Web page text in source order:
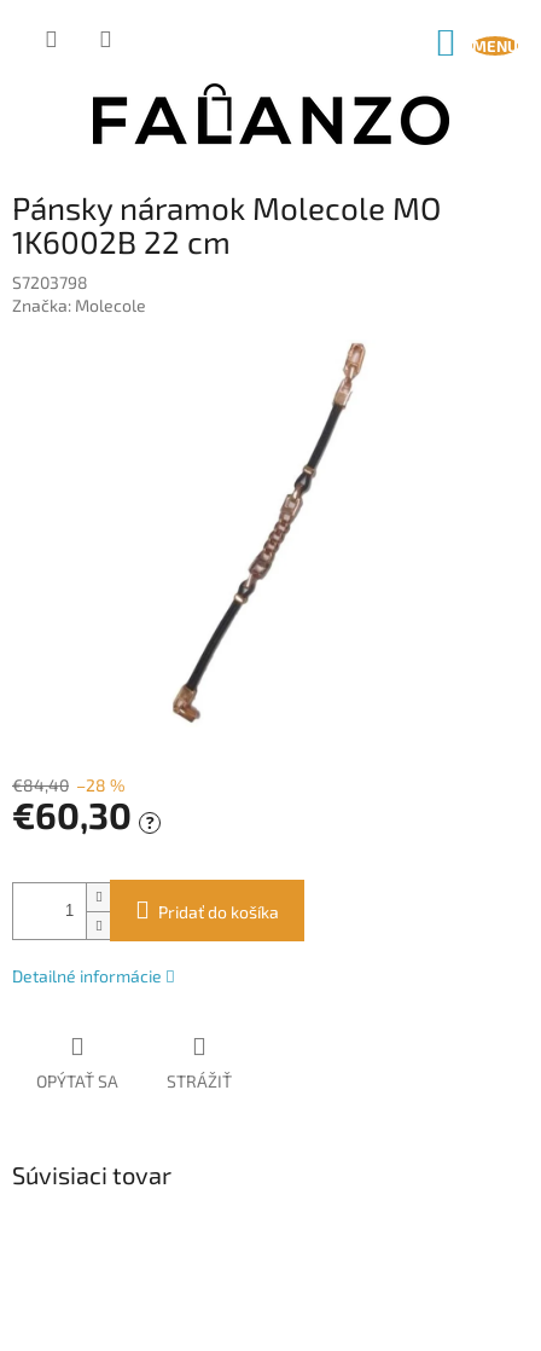
Pánsky náramok Molecole MO
1K6002B 22 cm
S7203798
Značka: Molecole
€84,40 –28 %
€60,30 ?
cena:
Pridať do košíka
Detailné informácie
OPÝTAŤ SA STRÁŽIŤ
Súvisiaci tovar